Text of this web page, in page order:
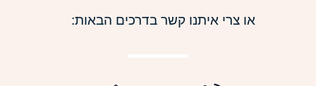
או צרי איתנו קשר בדרכים הבאות: